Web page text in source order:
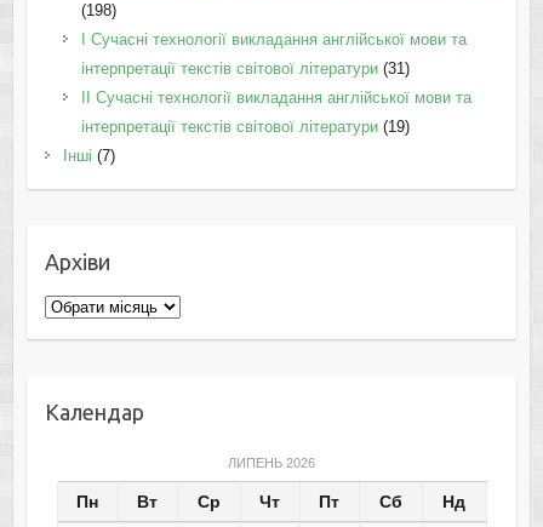
(198)
I Cучасні технології викладання англійської мови та
інтерпретації текстів світової літератури(31)
II Cучасні технології викладання англійської мови та
інтерпретації текстів світової літератури(19)
Інші (7)
Архіви
Архіви
Календар
ЛИПЕНЬ 2026
Пн Вт Ср Чт Пт Сб Нд